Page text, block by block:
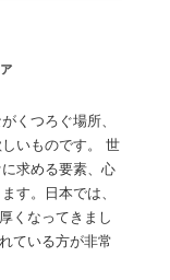
くつろぐ場所、
いものです。 世
求める要素、心
す。日本では、
くなってきまし
ている方が非常